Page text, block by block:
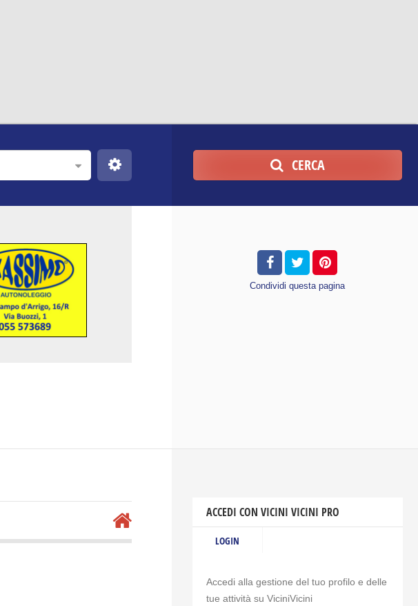
CERCA
Condividi questa pagina
ACCEDI CON VICINI VICINI PRO
LOGIN
Accedi alla gestione del tuo profilo e delle
tue attività su ViciniVicini